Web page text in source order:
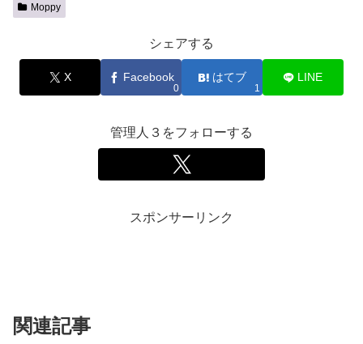
Moppy
シェアする
X Facebook
0
はてブ
1
LINE
管理人３をフォローする
スポンサーリンク
関連記事